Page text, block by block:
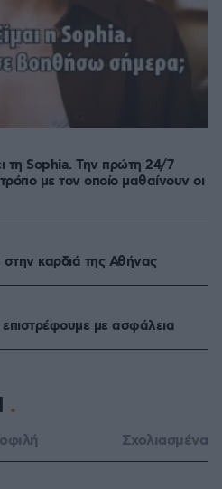
τη Sophia. Την πρώτη 24/7
με τον οποίο μαθαίνουν οι
στην καρδιά της Αθήνας
με ασφάλεια
Σχολιασμένα